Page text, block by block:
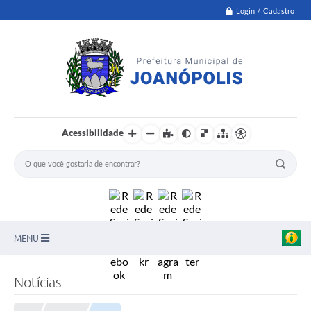
Login / Cadastro
Acessibilidade
MENU
Notícias